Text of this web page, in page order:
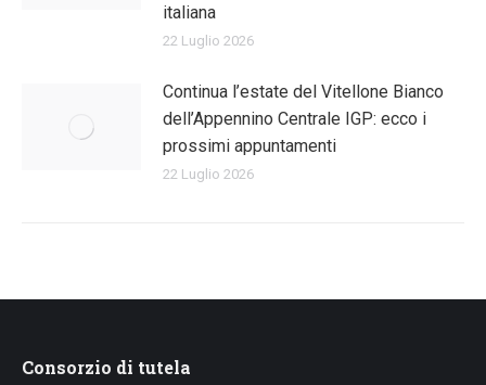
italiana
22 Luglio 2026
Continua l’estate del Vitellone Bianco
dell’Appennino Centrale IGP: ecco i
prossimi appuntamenti
22 Luglio 2026
Consorzio di tutela